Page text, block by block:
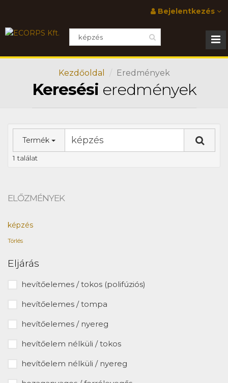
Bejelentkezés
Kezdőoldal Eredmények
Keresési eredmények
Termék
1 találat
ELŐZMÉNYEK
képzés
Törlés
Eljárás
hevítőelemes / tokos (polifúziós)
hevítőelemes / tompa
hevítőelemes / nyereg
hevítőelem nélküli / tokos
hevítőelem nélküli / nyereg